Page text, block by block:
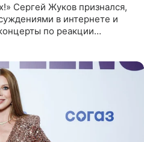
Сергей Жуков признался,
в интернете и
по реакции